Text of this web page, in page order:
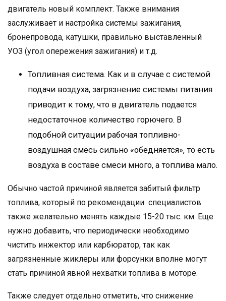
двигатель новый комплект. Также внимания
заслуживает и настройка системы зажигания,
бронепровода, катушки, правильно выставленный
УОЗ (угол опережения зажигания) и т.д.
Топливная система. Как и в случае с системой
подачи воздуха, загрязнение системы питания
приводит к тому, что в двигатель подается
недостаточное количество горючего. В
подобной ситуации рабочая топливно-
воздушная смесь сильно «обедняется», то есть
воздуха в составе смеси много, а топлива мало.
Обычно частой причиной является забитый фильтр
топлива, который по рекомендации специалистов
также желательно менять каждые 15-20 тыс. км. Еще
нужно добавить, что периодически необходимо
чистить инжектор или карбюратор, так как
загрязненные жиклеры или форсунки вполне могут
стать причиной явной нехватки топлива в моторе.
Также следует отдельно отметить, что снижение